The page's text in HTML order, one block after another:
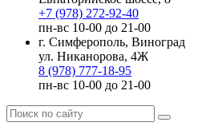
+7 (978) 272-92-40
пн-вс 10-00 до 21-00
г. Симферополь, Виноград
ул. Никанорова, 4Ж
8 (978) 777-18-95
пн-вс 10-00 до 21-00